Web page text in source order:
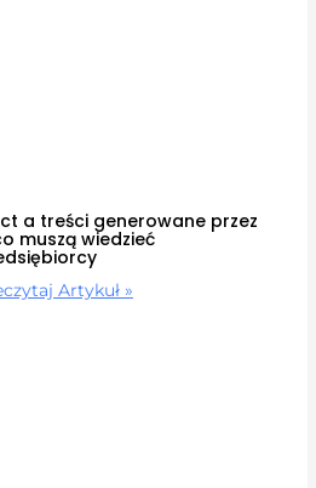
a treści generowane przez
muszą wiedzieć
Artykuł »